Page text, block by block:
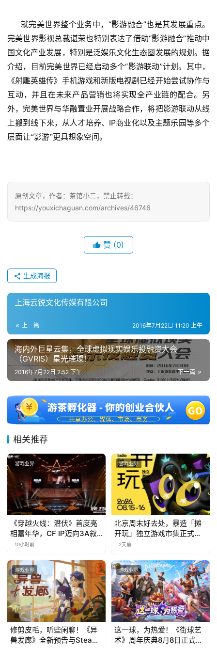
上
海
站
中
文
中
就完美世界整个业务中， “影游融合”也是其发展重点。
完美世界影视总裁谌荣也特别表达了借助“影游融合”推动中
国文化产业发展，特别是泛娱乐文化生态圈发展的规划。据
介绍，目前完美世界已经启动多个“影游联动”计划。其中，
《射雕英雄传》手机游戏和新版电视剧已经开始尝试协作与
互动，并且在未来产品营销也将实现全产业链的配合。另
外，完美世界与华融置业开展战略合作，将把影游联动从线
上搬到线下来，从人才培养、 IP商业化以及主题乐园等多个
层面让“影游”更具想象空间。
原创文章，作者：茶馆小二，禁止转载：
https://youxichaguan.com/archives/46746
赞 (0)
生成海报
上海云锐文化传媒有限公司
上一篇 2016年7月22日 11:20 上午
海内外巨星云集，全球虚拟现实娱乐投融资大会
（GVRIS）星光璀璨！
下一篇
2016年7月22日 2:52 下午
相关推荐
游戏业界
《穿越火线：潜伏》首度亮
相嘉年华，CF IP迈向3A叙
事新高度
10小时前
游戏业界
北京周末好去处，暴造「摊
开玩」独立游戏市集正式开
票！
2天前
游戏业界
修剪皮毛，听些闲聊！《异
兽发廊》全新预告与Steam
游戏业界
这一球，为热爱！《街球艺
术》周年庆典8月8日正式上